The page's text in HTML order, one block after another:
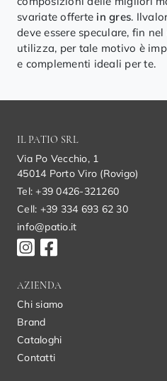
svariate offerte in gres.
deve essere speculare, fin
utilizza, per tale motivo è
e complementi ideali per te.
IL PATIO SRL
Via Po Vecchio, 1
45014 Porto Viro (Rovigo)
Tel: +39 0426-321260
Cell: +39 334 693 62 30
info@patio.it
AZIENDA
Chi siamo
Brand
Cataloghi
Contatti